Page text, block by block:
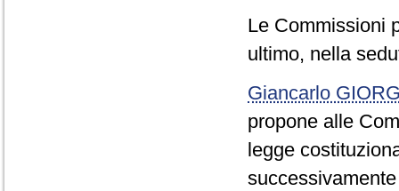
Le Commissioni
ultimo, nella
Giancarlo
propone alle
legge